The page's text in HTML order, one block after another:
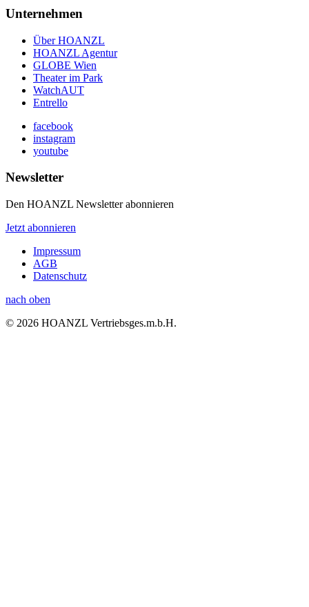
Unternehmen
Über HOANZL
HOANZL Agentur
GLOBE Wien
Theater im Park
WatchAUT
Entrello
facebook
instagram
youtube
Newsletter
Den HOANZL Newsletter abonnieren
Jetzt abonnieren
Impressum
AGB
Datenschutz
nach oben
© 2026 HOANZL Vertriebsges.m.b.H.